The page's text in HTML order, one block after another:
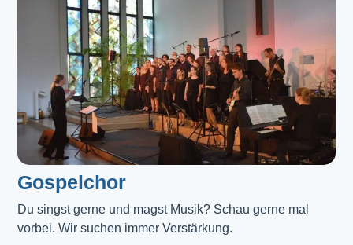
Gospelchor
Du singst gerne und magst Musik? Schau gerne mal
vorbei. Wir suchen immer Verstärkung.